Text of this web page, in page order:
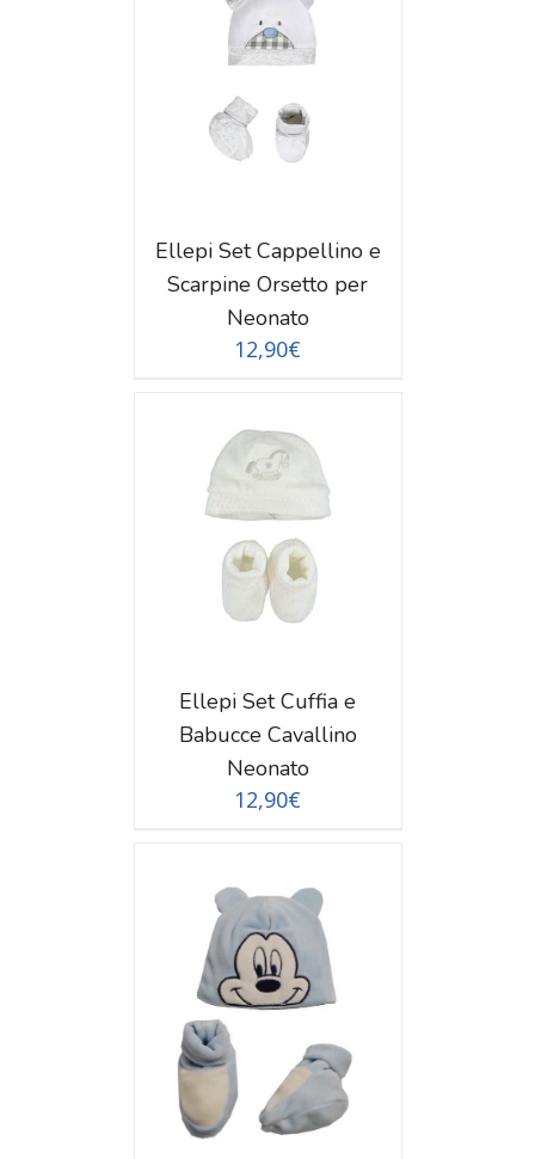
Ellepi Set Cappellino e
Scarpine Orsetto per
Neonato
12,90€
Ellepi Set Cuffia e
Babucce Cavallino
Neonato
12,90€